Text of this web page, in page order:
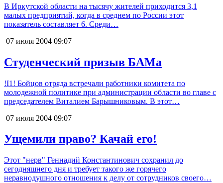
В Иркутской области на тысячу жителей приходится 3,1
малых предприятий, когда в среднем по России этот
показатель составляет 6. Среди…
07 июля 2004 09:07
Студенческий призыв БАМа
!I1! Бойцов отряда встречали работники комитета по
молодежной политике при администрации области во главе с
председателем Виталием Барышниковым. В этот…
07 июля 2004 09:07
Ущемили право? Качай его!
Этот "нерв" Геннадий Константинович сохранил до
сегодняшнего дня и требует такого же горячего
неравнодушного отношения к делу от сотрудников своего…